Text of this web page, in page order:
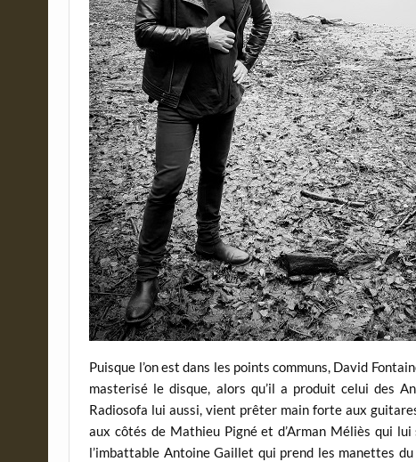
Puisque l’on est dans les points communs, David
masterisé le disque, alors qu’il a produit celui des
Radiosofa lui aussi, vient prêter main forte aux
aux côtés de Mathieu Pigné et d’Arman Méliès qui
l’imbattable Antoine Gaillet qui prend les manettes